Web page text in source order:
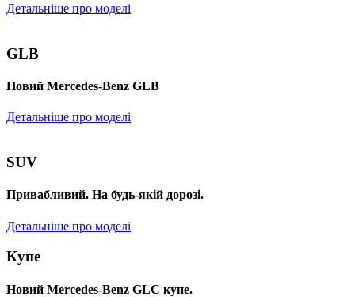
Детальніше про моделі
GLB
Новий Mercedes-Benz GLB
Детальніше про моделі
SUV
Привабливий. На будь-якій дорозі.
Детальніше про моделі
Купе
Новий Mercedes-Benz GLС купе.